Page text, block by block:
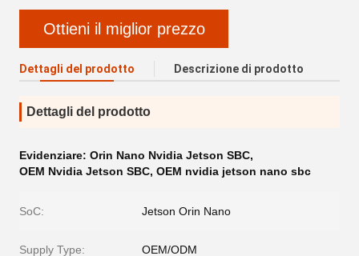
Ottieni il miglior prezzo
Dettagli del prodotto Descrizione di prodotto
Dettagli del prodotto
Evidenziare: Orin Nano Nvidia Jetson SBC,
OEM Nvidia Jetson SBC, OEM nvidia jetson nano sbc
SoC: Jetson Orin Nano
Supply Type: OEM/ODM